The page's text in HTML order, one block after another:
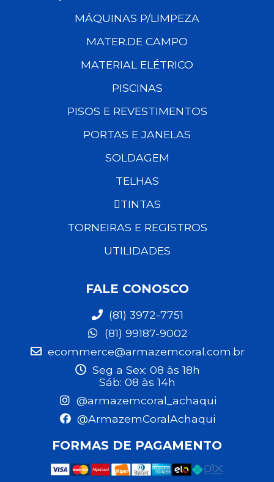
MÁQUINAS P/LIMPEZA
MATER.DE CAMPO
MATERIAL ELÉTRICO
PISCINAS
PISOS E REVESTIMENTOS
PORTAS E JANELAS
SOLDAGEM
TELHAS
TINTAS
TORNEIRAS E REGISTROS
UTILIDADES
FALE CONOSCO
(81) 3972-7751
(81) 99187-9002
ecommerce@armazemcoral.com.br
Seg a Sex: 08 às 18h
Sáb: 08 às 14h
@armazemcoral_achaqui
@ArmazemCoralAchaqui
FORMAS DE PAGAMENTO